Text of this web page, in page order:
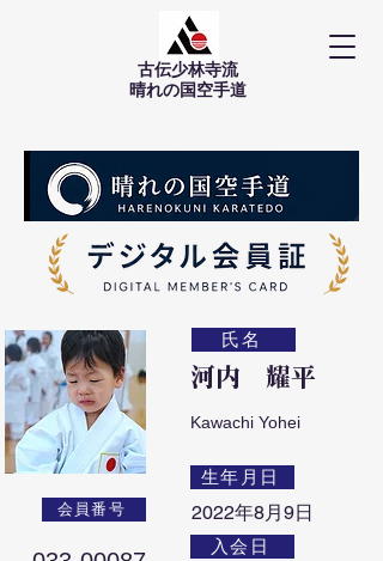
古伝少林寺流
​晴れの国空手道
会員番号
氏名
河内 耀平
Kawachi Yohei
生年月日
2022年8月9日
入会日